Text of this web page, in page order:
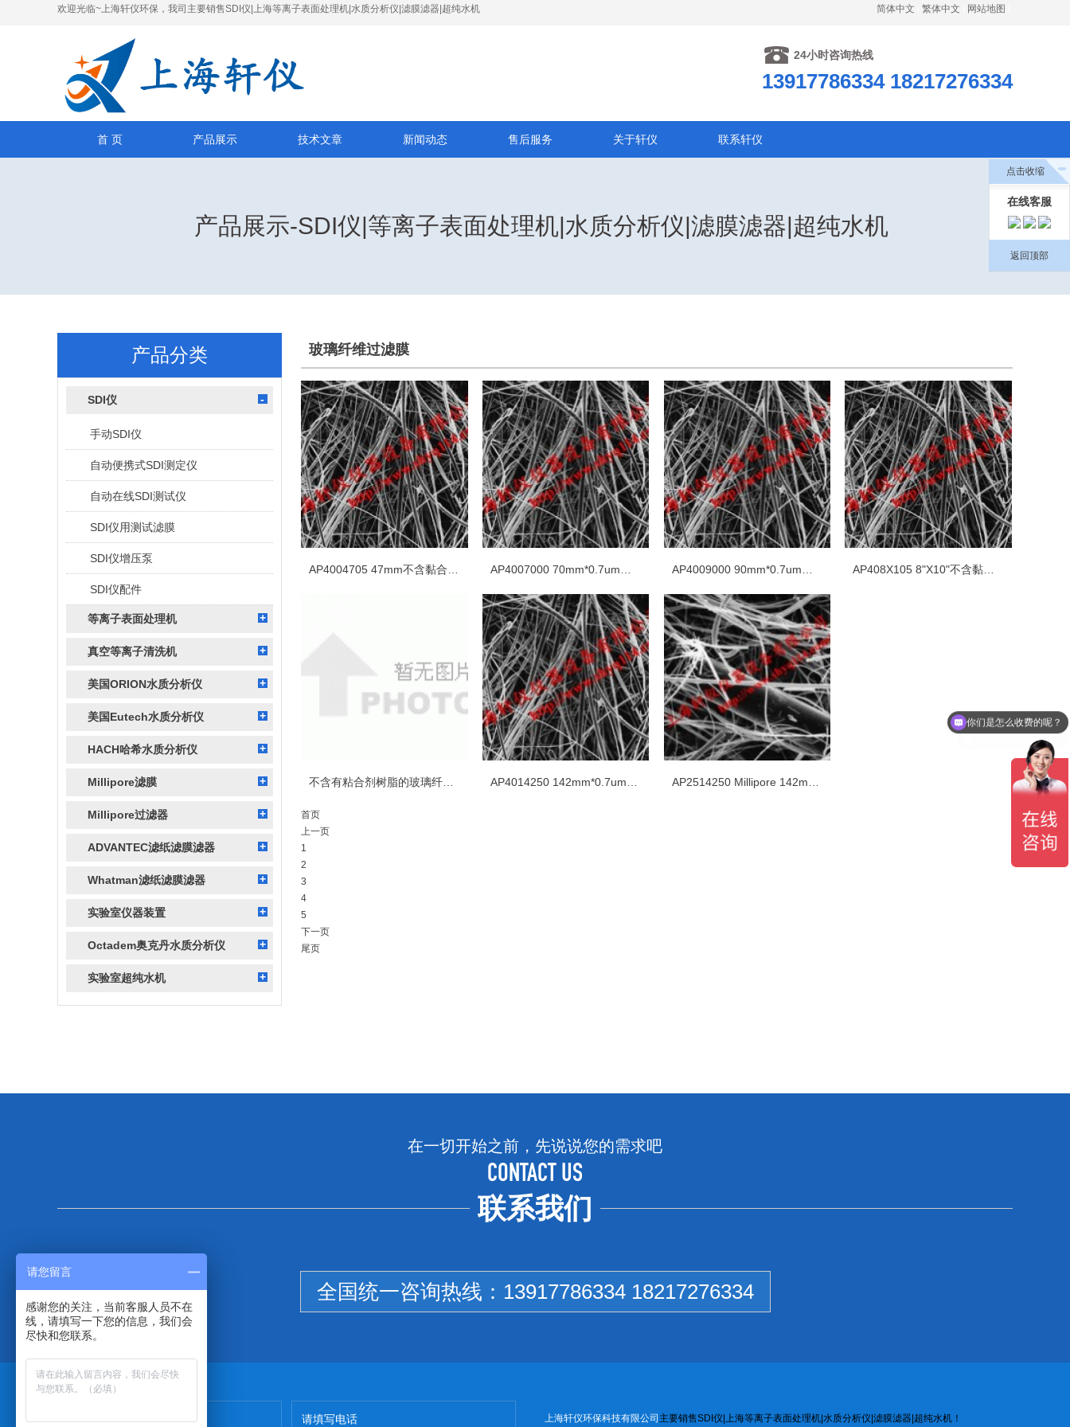
欢迎光临~上海轩仪环保，我司主要销售SDI仪|上海等离子表面处理机|水质分析仪|滤膜滤器|超纯水机 简体中文 繁体中文 网站地图
24小时咨询热线
13917786334 18217276334
首 页 产品展示 技术文章 新闻动态 售后服务 关于轩仪 联系轩仪
产品展示-SDI仪|等离子表面处理机|水质分析仪|滤膜滤器|超纯水机
产品分类
SDI仪
手动SDI仪
自动便携式SDI测定仪
自动在线SDI测试仪
SDI仪用测试滤膜
SDI仪增压泵
SDI仪配件
等离子表面处理机
真空等离子清洗机
美国ORION水质分析仪
美国Eutech水质分析仪
HACH哈希水质分析仪
Millipore滤膜
Millipore过滤器
ADVANTEC滤纸滤膜滤器
Whatman滤纸滤膜滤器
实验室仪器装置
Octadem奥克丹水质分析仪
实验室超纯水机
玻璃纤维过滤膜
不含有粘合剂树脂的玻璃纤维过滤膜 类型AP40，125MM直径 AP4014250 142mm*0.7um不含黏合剂树脂的玻璃纤维滤膜 AP2514250 Millipore 142mm*2um含有黏合剂树脂的玻璃纤维滤膜
首页
上一页
1
2
3
4
5
下一页
尾页
在一切开始之前，先说说您的需求吧
CONTACT US
联系我们
全国统一咨询热线： 13917786334 18217276334
上海轩仪环保科技有限公司 主要销售SD 仪 上海等离子表面处理机| 水质分析仪 滤膜滤器| 超纯水机！
点击收缩
在线客服
返回顶部
现在有优惠活动么？
请您留言
感谢您的关注，当前客服人员不在
线，请填写一下您的信息，我们会
尽快和您联系。